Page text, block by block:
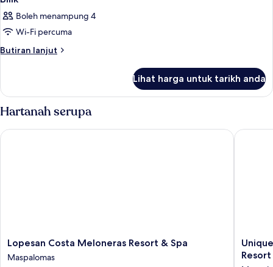
Boleh menampung 4
Wi-Fi percuma
Butiran lanjut
Butiran
Lihat harga untuk tarikh anda
Hartanah serupa
Lopesan
Costa
Meloneras
Lopesan Costa Meloneras Resort & Spa
Maspalomas
Lopesan Costa Meloneras Resort & Spa
Unique
Club
Resort
Unique